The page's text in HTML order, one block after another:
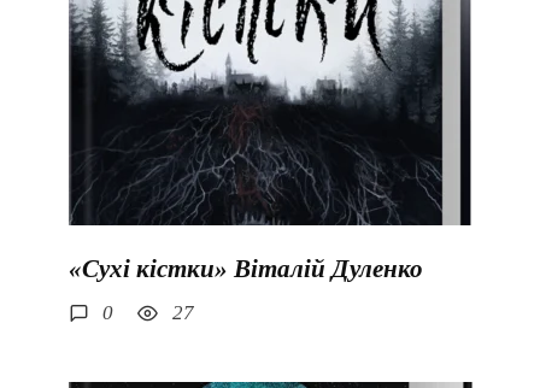
«Сухі кістки» Віталій Дуленко
0 27